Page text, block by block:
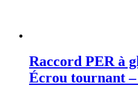
Raccord PER à
Écrou tournant